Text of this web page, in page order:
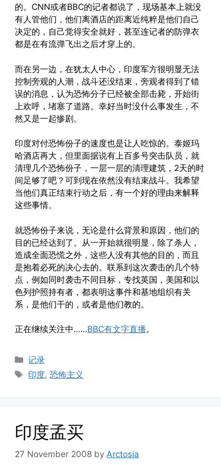
的。CNN或者BBC的记者都说了，现场基本上就没
有人管他们，他们离酒店的距离近纯粹是他们自己
决定的，自己觉得安全就好，甚至连记者的防弹衣
都是在有流弹飞出之后才穿上的。
而在另一边，在犹太人中心，印度军方很明显无法
控制旁观的人潮，战斗还没结束，旁观者得到了错
误的消息，认为恐怖分子已经被全部击毙，开始街
上欢呼，堵塞了道路。幸好当时没什么事发生，不
然又是一起惨剧。
印度对付恐怖份子的速度也是让人吃惊的。泰姬玛
哈酒店再大，但里面据说有上百多号突击队员，就
清理几个恐怖份子，一层一层的清理建筑，2天的时
间足够了吧？可到现在依然没有结束战斗。我希望
当他们真正结束行动之后，有一个好的理由来解释
这些事情。
就恐怖份子来说，无论是什么背景和原因，他们的
目的已经达到了。从一开始就很明显，除了杀人，
造成全面恐慌之外，这些人没有其他的目的，而且
是抱着必死的决心去的。联系到这次袭击的几个特
点，例如同时袭击不同目标，专找英国，美国和以
色列护照持有者，都表明这事件和基地组织有关
系，是他们干的，或者是他们教的。
正在继续关注中……BBC有文字直播。
Categories
记录
Tags
印度,恐怖主义
印度孟买
27 November 2008 by Arctosia